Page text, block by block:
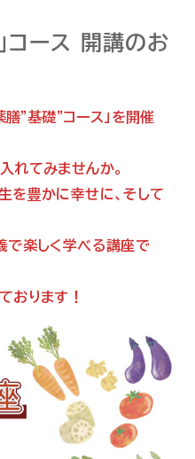
コース 開講のお
基礎”コース」を開催
れてみませんか。
を豊かに幸せに、そして
で楽しく学べる講座で
おります！